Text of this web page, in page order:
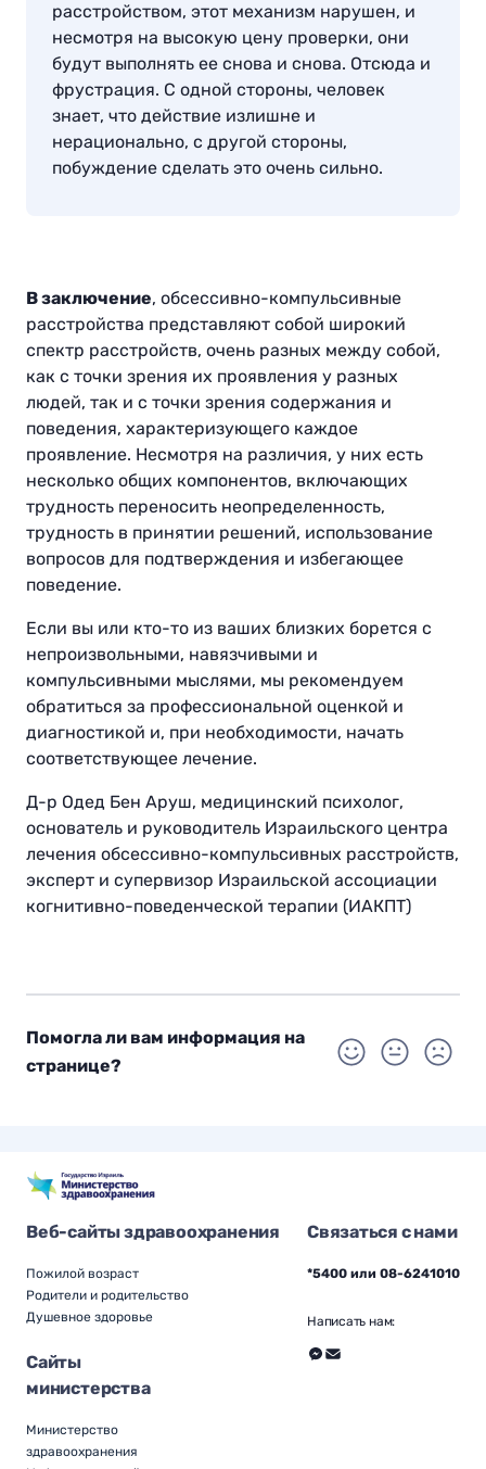
расстройством, этот механизм нарушен, и
несмотря на высокую цену проверки, они
будут выполнять ее снова и снова. Отсюда и
фрустрация. С одной стороны, человек
знает, что действие излишне и
нерационально, с другой стороны,
побуждение сделать это очень сильно.
В заключение, обсессивно-компульсивные
расстройства представляют собой широкий
спектр расстройств, очень разных между собой,
как с точки зрения их проявления у разных
людей, так и с точки зрения содержания и
поведения, характеризующего каждое
проявление. Несмотря на различия, у них есть
несколько общих компонентов, включающих
трудность переносить неопределенность,
трудность в принятии решений, использование
вопросов для подтверждения и избегающее
поведение.
Если вы или кто-то из ваших близких борется с
непроизвольными, навязчивыми и
компульсивными мыслями, мы рекомендуем
обратиться за профессиональной оценкой и
диагностикой и, при необходимости, начать
соответствующее лечение.
Д-р Одед Бен Аруш, медицинский психолог,
основатель и руководитель Израильского центра
лечения обсессивно-компульсивных расстройств,
эксперт и супервизор Израильской ассоциации
когнитивно-поведенческой терапии (ИАКПТ)
Помогла ли вам информация на
странице?
Веб-сайты здравоохранения
Пожилой возраст
Родители и родительство
Душевное здоровье
Сайты
министерства
Министерство
здравоохранения
Связаться с нами
*5400 или 08-6241010
Написать нам: